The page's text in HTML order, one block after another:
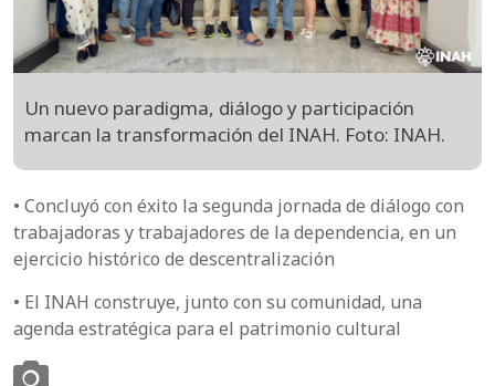
Un nuevo paradigma, diálogo y participación
marcan la transformación del INAH. Foto: INAH.
• Concluyó con éxito la segunda jornada de diálogo con
trabajadoras y trabajadores de la dependencia, en un
ejercicio histórico de descentralización
• El INAH construye, junto con su comunidad, una
agenda estratégica para el patrimonio cultural